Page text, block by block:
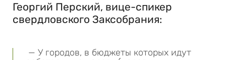
Георгий Перский, вице-спикер
свердловского Заксобрания:
— У городов, в бюджеты которых идут